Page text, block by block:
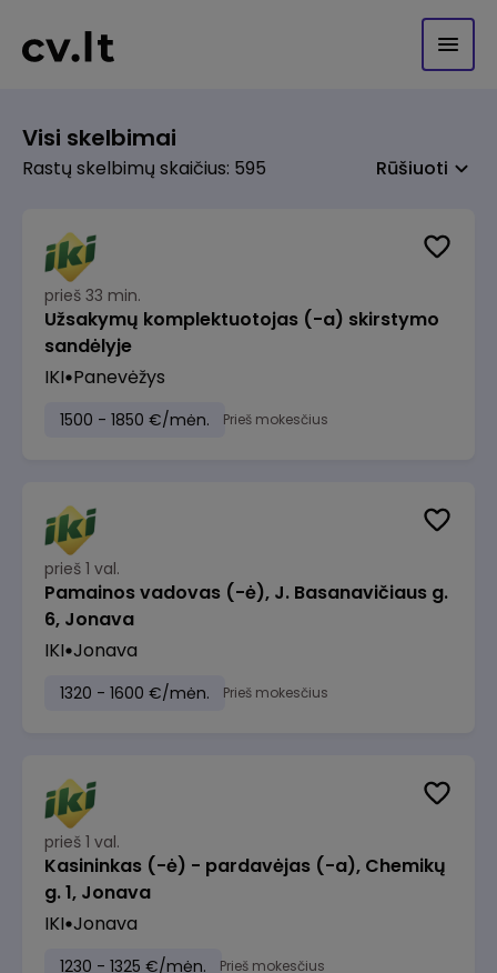
Visi skelbimai
Rastų skelbimų skaičius: 595 Rūšiuoti
prieš 33 min.
Užsakymų komplektuotojas (-a) skirstymo
sandėlyje
IKI Panevėžys
1500 - 1850 €/mėn. Prieš mokesčius
prieš 1 val.
Pamainos vadovas (-ė), J. Basanavičiaus g.
6, Jonava
IKI Jonava
1320 - 1600 €/mėn. Prieš mokesčius
prieš 1 val.
Kasininkas (-ė) - pardavėjas (-a), Chemikų
g. 1, Jonava
IKI Jonava
1230 - 1325 €/mėn. Prieš mokesčius